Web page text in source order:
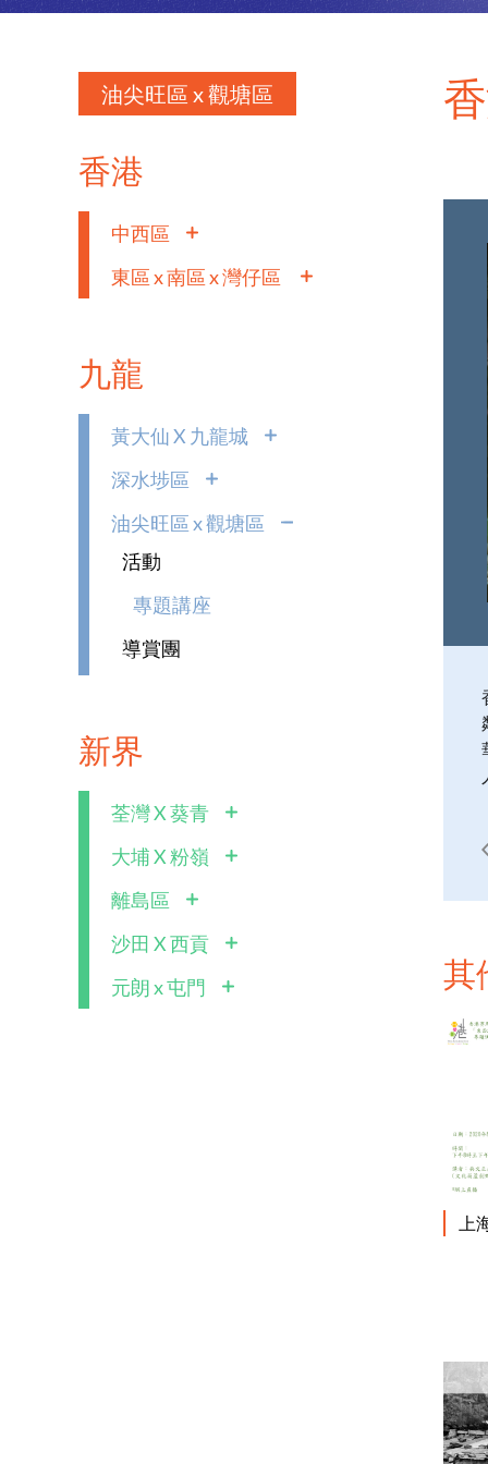
油尖旺區 x 觀塘區
香港
中西區
東區 x 南區 x 灣仔區
九龍
黃大仙 X 九龍城
深水埗區
油尖旺區 x 觀塘區
活動
專題講座
導賞團
新界
荃灣 X 葵青
大埔 X 粉嶺
離島區
沙田 X 西貢
元朗 x 屯門
其
上